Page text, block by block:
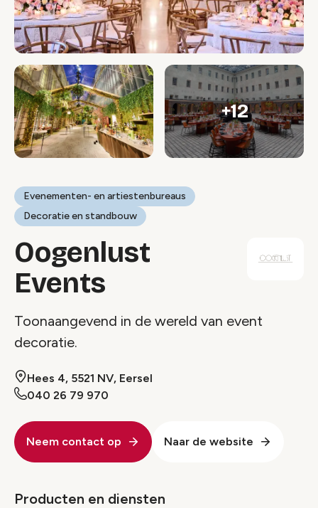
+12
Evenementen- en artiestenbureaus
Decoratie en standbouw
Oogenlust
Events
Toonaangevend in de wereld van event
decoratie.
Hees 4, 5521 NV, Eersel
040 26 79 970
Neem contact op Naar de website
Producten en diensten